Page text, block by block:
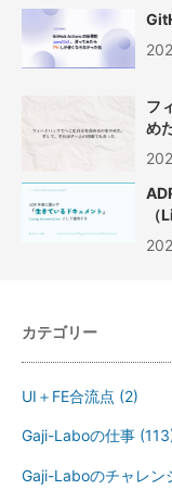
フ
め
カテゴリー
UI＋FE合流点 (2)
Gaji-Laboの仕事
Gaji-Laboのチャレン